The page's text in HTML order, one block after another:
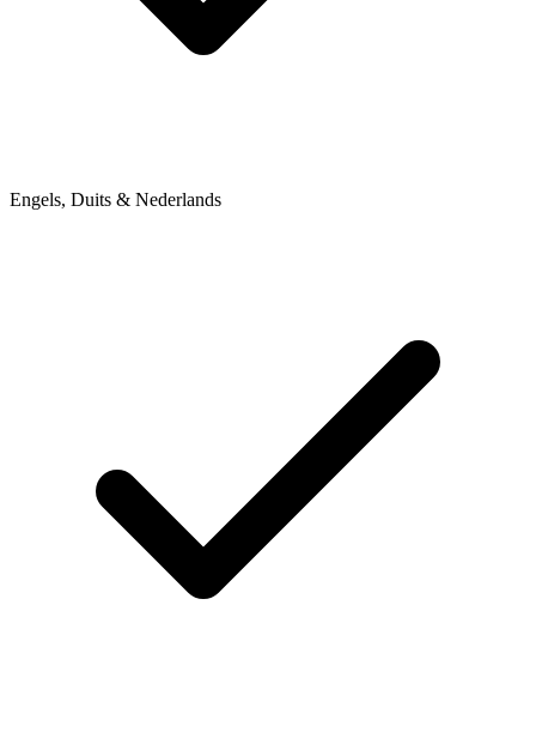
Engels, Duits & Nederlands